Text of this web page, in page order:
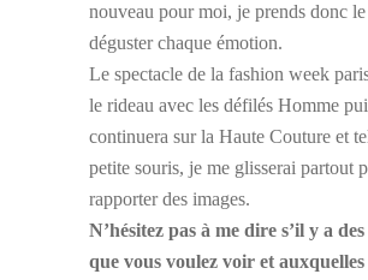
nouveau pour moi, je prends donc
déguster chaque émotion.
Le spectacle de la fashion week
le rideau avec les défilés Homme
continuera sur la Haute Couture et
petite souris, je me glisserai partout
rapporter des images.
N’hésitez pas à me dire s’il y a des
que vous voulez voir et auxquelles